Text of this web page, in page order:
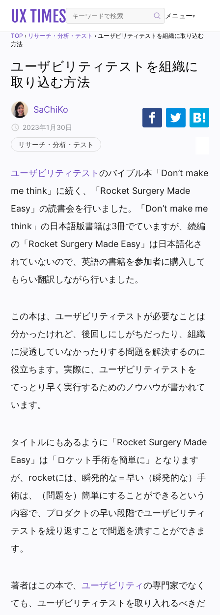
メニュー▾
TOP › リサーチ・分析・テスト ›ユーザビリティテストを組織に取り込む
方法
ユーザビリティテストを組織に
取り込む方法
SaChiKo
2023年1月30日
リサーチ・分析・テスト
ユーザビリティテストのバイブル本「Don’t make
me think」に続く、「Rocket Surgery Made
Easy」の読書会を行いました。「Don’t make me
think」の日本語版書籍は3冊でていますが、続編
の「Rocket Surgery Made Easy」は日本語化さ
れていないので、英語の書籍を参加者に購入して
もらい翻訳しながら行いました。
この本は、ユーザビリティテストが必要なことは
分かったけれど、後回しにしがちだったり、組織
に浸透していなかったりする問題を解決するのに
役立ちます。実際に、ユーザビリティテストを
てっとり早く実行するためのノウハウが書かれて
います。
タイトルにもあるように「Rocket Surgery Made
Easy」は「ロケット手術を簡単に」となります
が、rocketには、瞬発的な＝早い（瞬発的な）手
術は、（問題を）簡単にすることができるという
内容で、プロダクトの早い段階でユーザビリティ
テストを繰り返すことで問題を潰すことができま
す。
著者はこの本で、ユーザビリティの専門家でなく
ても、ユーザビリティテストを取り入れるべきだ